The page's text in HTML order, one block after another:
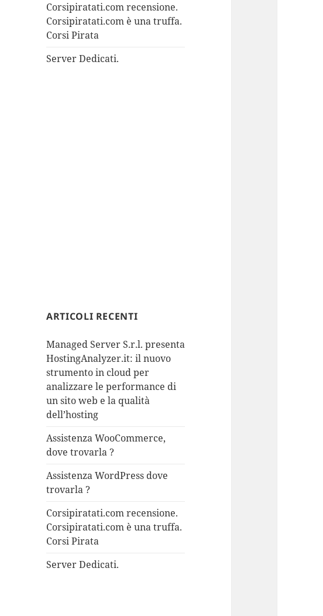
Corsipiratati.com recensione.
Corsipiratati.com è una truffa.
Corsi Pirata
Server Dedicati.
ARTICOLI RECENTI
Managed Server S.r.l. presenta
HostingAnalyzer.it: il nuovo
strumento in cloud per
analizzare le performance di
un sito web e la qualità
dell’hosting
Assistenza WooCommerce,
dove trovarla ?
Assistenza WordPress dove
trovarla ?
Corsipiratati.com recensione.
Corsipiratati.com è una truffa.
Corsi Pirata
Server Dedicati.